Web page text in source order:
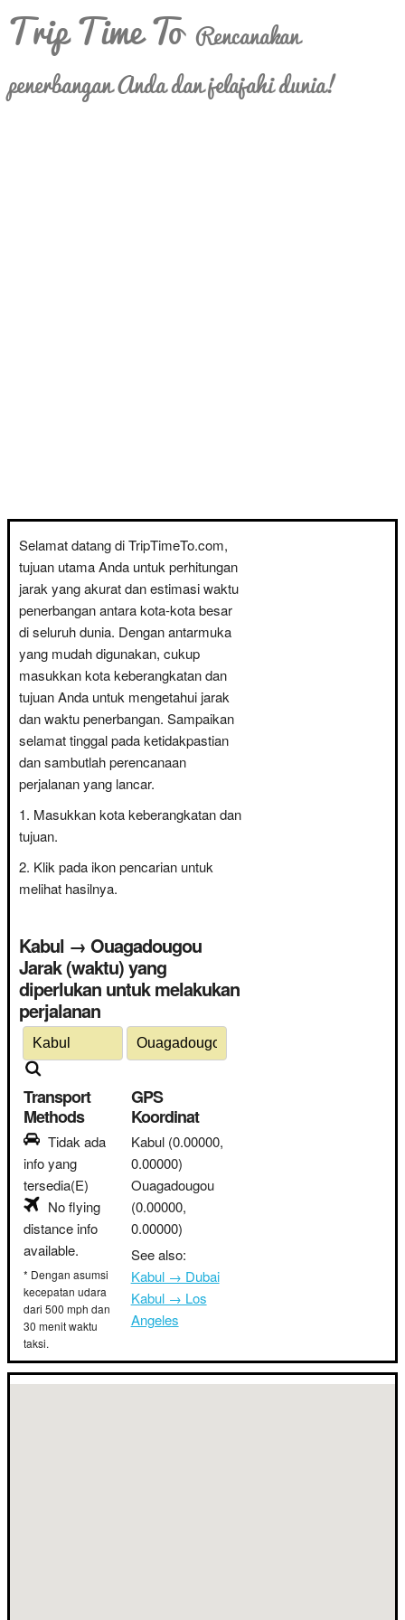
Trip Time To Rencanakan
penerbangan Anda dan jelajahi dunia!
Selamat datang di TripTimeTo.com,
tujuan utama Anda untuk perhitungan
jarak yang akurat dan estimasi waktu
penerbangan antara kota-kota besar
di seluruh dunia. Dengan antarmuka
yang mudah digunakan, cukup
masukkan kota keberangkatan dan
tujuan Anda untuk mengetahui jarak
dan waktu penerbangan. Sampaikan
selamat tinggal pada ketidakpastian
dan sambutlah perencanaan
perjalanan yang lancar.
Masukkan kota keberangkatan dan
tujuan.
Klik pada ikon pencarian untuk
melihat hasilnya.
Kabul → Ouagadougou
Jarak (waktu) yang
diperlukan untuk melakukan
perjalanan
Transport
Methods
Tidak ada
info yang
tersedia(E)
No flying
distance info
available.
* Dengan asumsi
kecepatan udara
dari 500 mph dan
30 menit waktu
taksi.
GPS
Koordinat
Kabul (0.00000,
0.00000)
Ouagadougou
(0.00000,
0.00000)
See also:
Kabul → Dubai
Kabul → Los
Angeles